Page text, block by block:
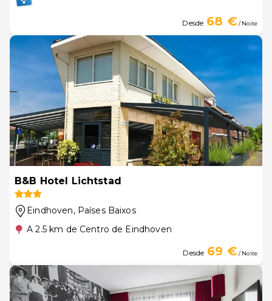
Desde 68 €/ Noite
B&B Hotel Lichtstad
Eindhoven, Países Baixos
A 2.5 km de Centro de Eindhoven
Desde 69 €/ Noite